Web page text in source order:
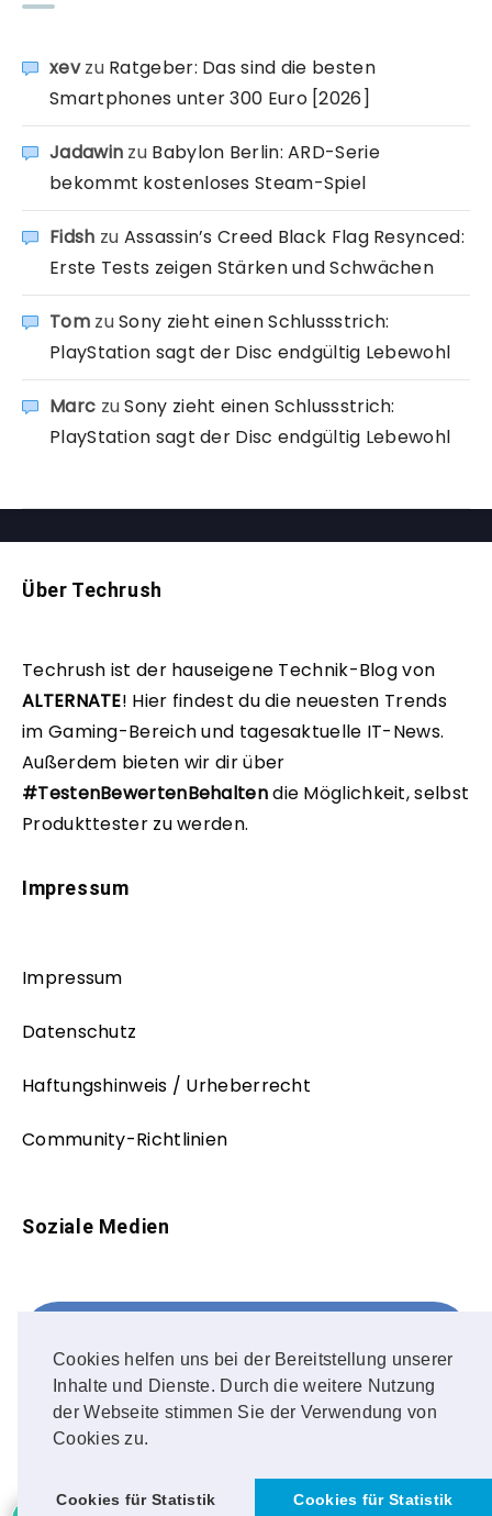
Cookies helfen uns bei der Bereitstellung unserer
Inhalte und Dienste. Durch die weitere Nutzung
der Webseite stimmen Sie der Verwendung von
Cookies zu.
Cookies für Statistik Cookies für Statistik
xevzu Ratgeber: Das sind die besten
Smartphones unter 300 Euro [2026]
Jadawin zu Babylon Berlin: ARD-Serie
bekommt kostenloses Steam-Spiel
Fidsh zu Assassin’s Creed Black Flag Resynced:
Erste Tests zeigen Stärken und Schwächen
TomzuSony zieht einen Schlussstrich:
PlayStation sagt der Disc endgültig Lebewohl
Marc zuSony zieht einen Schlussstrich:
PlayStation sagt der Disc endgültig Lebewohl
Über Techrush
Techrush ist der hauseigene Technik-Blog von
ALTERNATE! Hier findest du die neuesten Trends
im Gaming-Bereich und tagesaktuelle IT-News.
Außerdem bieten wir dir über
#TestenBewertenBehaltendie Möglichkeit, selbst
Produkttester zu werden.
Impressum
Impressum
Datenschutz
Haftungshinweis / Urheberrecht
Community-Richtlinien
Soziale Medien
FOLLOW ME!
Instagram
OUR PHOTOS!